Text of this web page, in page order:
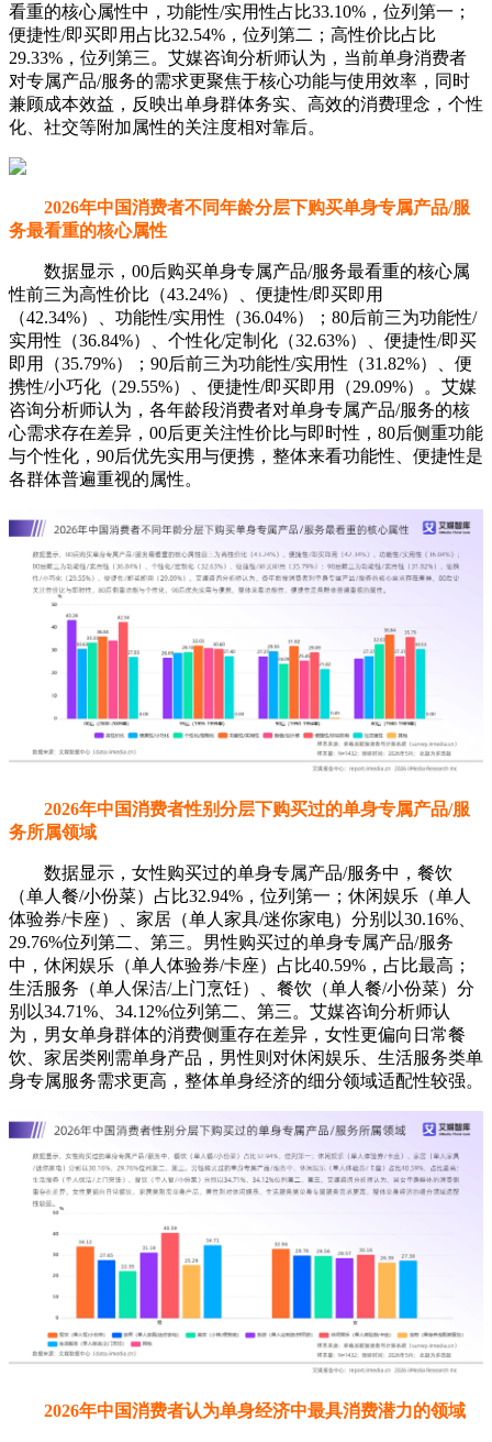
看重的核心属性中，功能性/实用性占比33.10%，位列第一；
便捷性/即买即用占比32.54%，位列第二；高性价比占比
29.33%，位列第三。艾媒咨询分析师认为，当前单身消费者
对专属产品/服务的需求更聚焦于核心功能与使用效率，同时
兼顾成本效益，反映出单身群体务实、高效的消费理念，个性
化、社交等附加属性的关注度相对靠后。
2026年中国消费者不同年龄分层下购买单身专属产品/服
务最看重的核心属性
数据显示，00后购买单身专属产品/服务最看重的核心属
性前三为高性价比（43.24%）、便捷性/即买即用
（42.34%）、功能性/实用性（36.04%）；80后前三为功能性/
实用性（36.84%）、个性化/定制化（32.63%）、便捷性/即买
即用（35.79%）；90后前三为功能性/实用性（31.82%）、便
携性/小巧化（29.55%）、便捷性/即买即用（29.09%）。艾媒
咨询分析师认为，各年龄段消费者对单身专属产品/服务的核
心需求存在差异，00后更关注性价比与即时性，80后侧重功能
与个性化，90后优先实用与便携，整体来看功能性、便捷性是
各群体普遍重视的属性。
2026年中国消费者性别分层下购买过的单身专属产品/服
务所属领域
数据显示，女性购买过的单身专属产品/服务中，餐饮
（单人餐/小份菜）占比32.94%，位列第一；休闲娱乐（单人
体验券/卡座）、家居（单人家具/迷你家电）分别以30.16%、
29.76%位列第二、第三。男性购买过的单身专属产品/服务
中，休闲娱乐（单人体验券/卡座）占比40.59%，占比最高；
生活服务（单人保洁/上门烹饪）、餐饮（单人餐/小份菜）分
别以34.71%、34.12%位列第二、第三。艾媒咨询分析师认
为，男女单身群体的消费侧重存在差异，女性更偏向日常餐
饮、家居类刚需单身产品，男性则对休闲娱乐、生活服务类单
身专属服务需求更高，整体单身经济的细分领域适配性较强。
2026年中国消费者认为单身经济中最具消费潜力的领域